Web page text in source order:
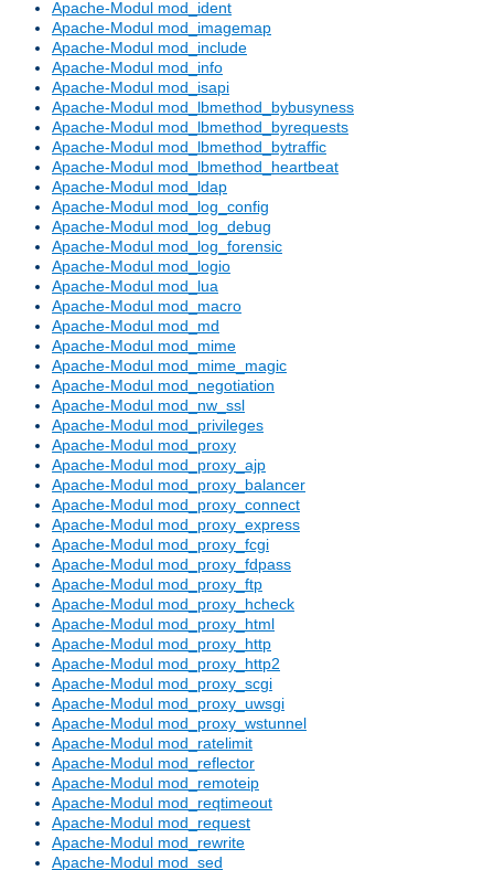
Apache-Modul mod_ident
Apache-Modul mod_imagemap
Apache-Modul mod_include
Apache-Modul mod_info
Apache-Modul mod_isapi
Apache-Modul mod_lbmethod_bybusyness
Apache-Modul mod_lbmethod_byrequests
Apache-Modul mod_lbmethod_bytraffic
Apache-Modul mod_lbmethod_heartbeat
Apache-Modul mod_ldap
Apache-Modul mod_log_config
Apache-Modul mod_log_debug
Apache-Modul mod_log_forensic
Apache-Modul mod_logio
Apache-Modul mod_lua
Apache-Modul mod_macro
Apache-Modul mod_md
Apache-Modul mod_mime
Apache-Modul mod_mime_magic
Apache-Modul mod_negotiation
Apache-Modul mod_nw_ssl
Apache-Modul mod_privileges
Apache-Modul mod_proxy
Apache-Modul mod_proxy_ajp
Apache-Modul mod_proxy_balancer
Apache-Modul mod_proxy_connect
Apache-Modul mod_proxy_express
Apache-Modul mod_proxy_fcgi
Apache-Modul mod_proxy_fdpass
Apache-Modul mod_proxy_ftp
Apache-Modul mod_proxy_hcheck
Apache-Modul mod_proxy_html
Apache-Modul mod_proxy_http
Apache-Modul mod_proxy_http2
Apache-Modul mod_proxy_scgi
Apache-Modul mod_proxy_uwsgi
Apache-Modul mod_proxy_wstunnel
Apache-Modul mod_ratelimit
Apache-Modul mod_reflector
Apache-Modul mod_remoteip
Apache-Modul mod_reqtimeout
Apache-Modul mod_request
Apache-Modul mod_rewrite
Apache-Modul mod_sed